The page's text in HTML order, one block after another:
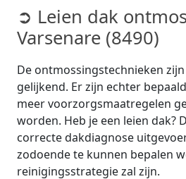
➲ Leien dak
Varsenare (8490)
De ontmossingstechnieken
gelijkend. Er zijn echter
meer voorzorgsmaatregelen
worden. Heb je een leien dak?
correcte dakdiagnose
zodoende te kunnen bepalen
reinigingsstrategie zal zijn.